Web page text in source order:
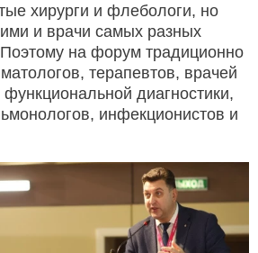
хирурги и флебологи, но
и врачи самых разных
на форум традиционно
терапевтов, врачей
функциональной диагностики,
инфекционистов и